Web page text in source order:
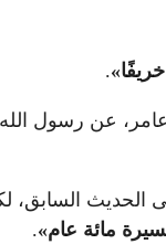
»
.
عن رسول
الحديث
مائة عام»
.